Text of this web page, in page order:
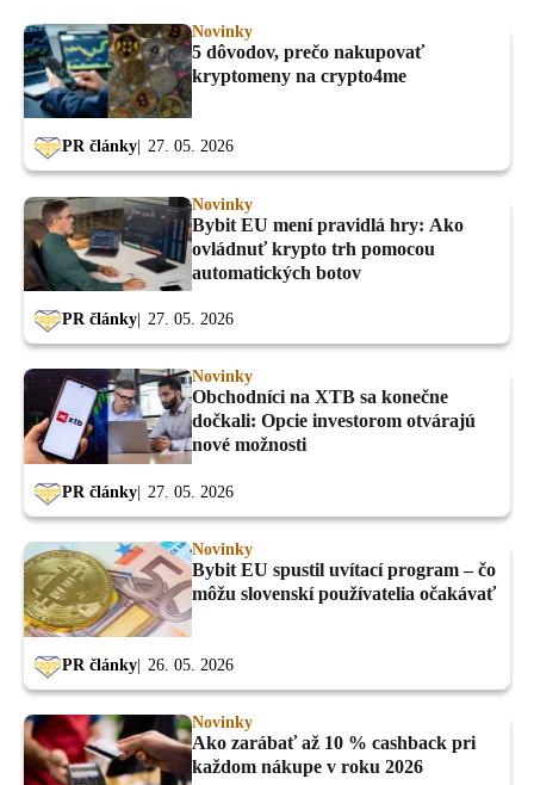
Novinky
5 dôvodov, prečo nakupovať
kryptomeny na crypto4me
PR články 27. 05. 2026
Novinky
Bybit EU mení pravidlá hry: Ako
ovládnuť krypto trh pomocou
automatických botov
PR články 27. 05. 2026
Novinky
Obchodníci na XTB sa konečne
dočkali: Opcie investorom otvárajú
nové možnosti
PR články 27. 05. 2026
Novinky
Bybit EU spustil uvítací program – čo
môžu slovenskí používatelia očakávať
PR články 26. 05. 2026
Novinky
Ako zarábať až 10 % cashback pri
každom nákupe v roku 2026